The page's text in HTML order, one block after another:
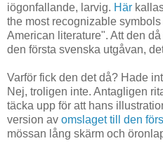
iögonfallande, larvig. Här
the most recognizable
American literature". Att den
den första svenska utgåvan,
Varför fick den det då? Hade
Nej, troligen inte. Antagligen
täcka upp för att hans
version av omslaget till den
mössan lång skärm och